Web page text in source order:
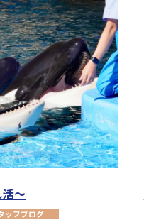
～
ッフブログ